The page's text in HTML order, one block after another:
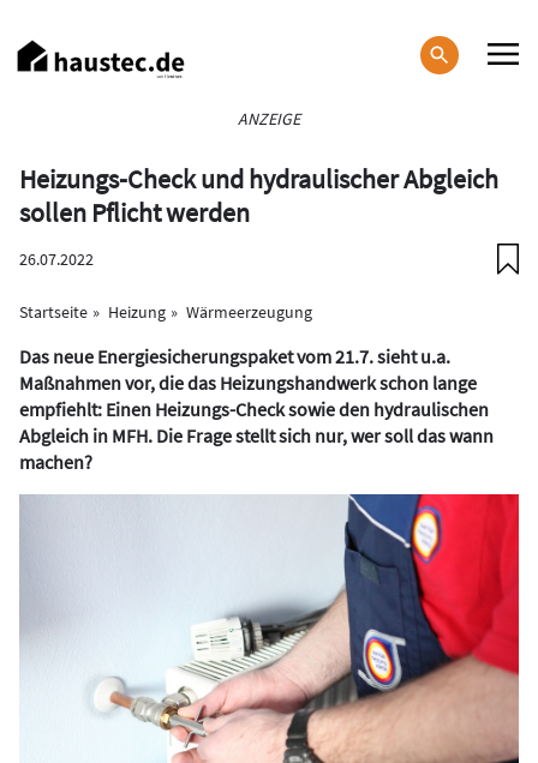
zum
Inhalt
ANZEIGE
Heizungs-Check und hydraulischer Abgleich
sollen Pflicht werden
26.07.2022
Startseite Heizung Wärmeerzeugung
Das neue Energiesicherungspaket vom 21.7. sieht u.a.
Maßnahmen vor, die das Heizungshandwerk schon lange
empfiehlt: Einen Heizungs-Check sowie den hydraulischen
Abgleich in MFH. Die Frage stellt sich nur, wer soll das wann
machen?